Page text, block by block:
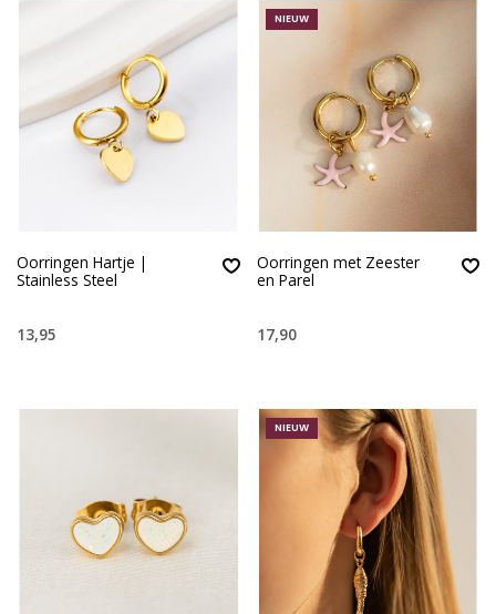
Oorringen Hartje |
Stainless Steel
13,95
NIEUW
Oorringen met Zeester
en Parel
17,90
NIEUW